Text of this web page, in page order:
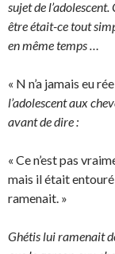
sujet de
être était-ce tout
en même temps …
« N n’a jamais eu
l’adolescent aux
avant de dire :
« Ce n’est pas
mais il était
ramenait. »
Ghétis lui ramenait